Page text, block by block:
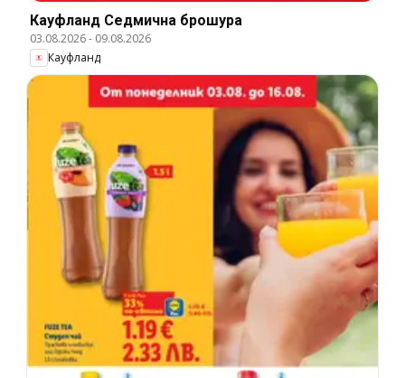
Кауфланд Cедмична брошура
03.08.2026- 09.08.2026
Кауфланд